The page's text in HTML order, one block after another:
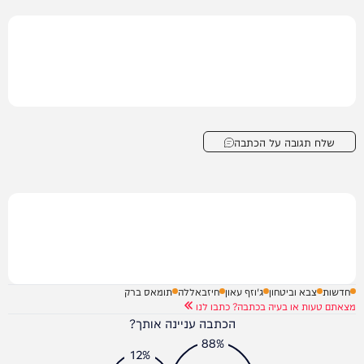
שלח תגובה על הכתבה
חדשות צבא וביטחון ג'וזף עאון חיזבאללה תומאס ברק
מצאתם טעות או בעיה בכתבה? כתבו לנו
הכתבה עניינה אותך?
88%
12%